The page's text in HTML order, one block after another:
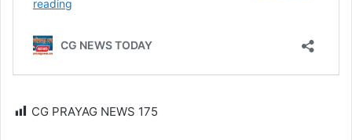
CG PRAYAG NEWS 175